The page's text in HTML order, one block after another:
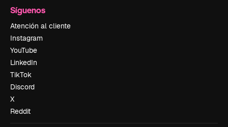
Síguenos
Atención al cliente
Instagram
YouTube
LinkedIn
TikTok
Discord
X
Reddit